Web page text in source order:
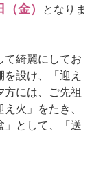
金）
となりま
て綺麗にしてお
設け、「迎え
には、ご先祖
火」をたき、
」として、「送